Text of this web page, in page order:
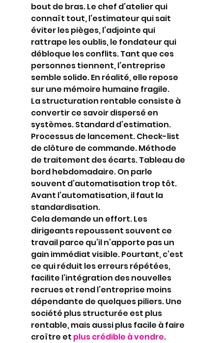
bout de bras. Le chef d’atelier qui
connaît tout, l’estimateur qui sait
éviter les pièges, l’adjointe qui
rattrape les oublis, le fondateur qui
débloque les conflits. Tant que ces
personnes tiennent, l’entreprise
semble solide. En réalité, elle repose
sur une mémoire humaine fragile.
La structuration rentable consiste à
convertir ce savoir dispersé en
systèmes. Standard d’estimation.
Processus de lancement. Check-list
de clôture de commande. Méthode
de traitement des écarts. Tableau de
bord hebdomadaire. On parle
souvent d’automatisation trop tôt.
Avant l’automatisation, il faut la
standardisation.
Cela demande un effort. Les
dirigeants repoussent souvent ce
travail parce qu’il n’apporte pas un
gain immédiat visible. Pourtant, c’est
ce qui réduit les erreurs répétées,
facilite l’intégration des nouvelles
recrues et rend l’entreprise moins
dépendante de quelques piliers. Une
société plus structurée est plus
rentable, mais aussi plus facile à faire
croître et plus crédible à vendre.